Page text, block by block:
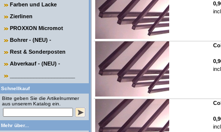
Farben und Lacke
Zierlinen
PROXXON Micromot
Bohrer - (NEU) -
Rest & Sonderposten
Abverkauf - (NEU) -
Schnellkauf
Bitte geben Sie die Artikelnummer
aus unserem Katalog ein.
Mehr über...